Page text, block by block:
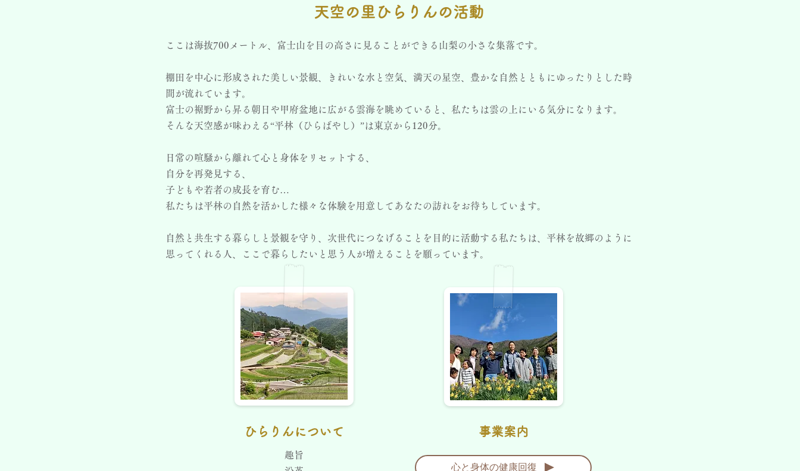
天空の里ひらりんの活動
ここは海抜700メートル、富士山を目の高さに見ることができる山梨の小さな集落です。
棚田を中心に形成された美しい景観、きれいな水と空気、満天の星空、豊かな自然とともにゆったりとした時
間が流れています。
富士の裾野から昇る朝日や甲府盆地に広がる雲海を眺めていると、私たちは雲の上にいる気分になります。
そんな天空感が味わえる“平林（ひらばやし）”は東京から120分。
日常の喧騒から離れて心と身体をリセットする、
自分を再発見する、
子どもや若者の成長を育む…
私たちは平林の自然を活かした様々な体験を用意してあなたの訪れをお待ちしています。
自然と共生する暮らしと景観を守り、次世代につなげることを目的に活動する私たちは、平林を故郷のように
思ってくれる人、ここで暮らしたいと思う人が増えることを願っています。
ひらりんについて
趣旨
事業案内
心と身体の健康回復